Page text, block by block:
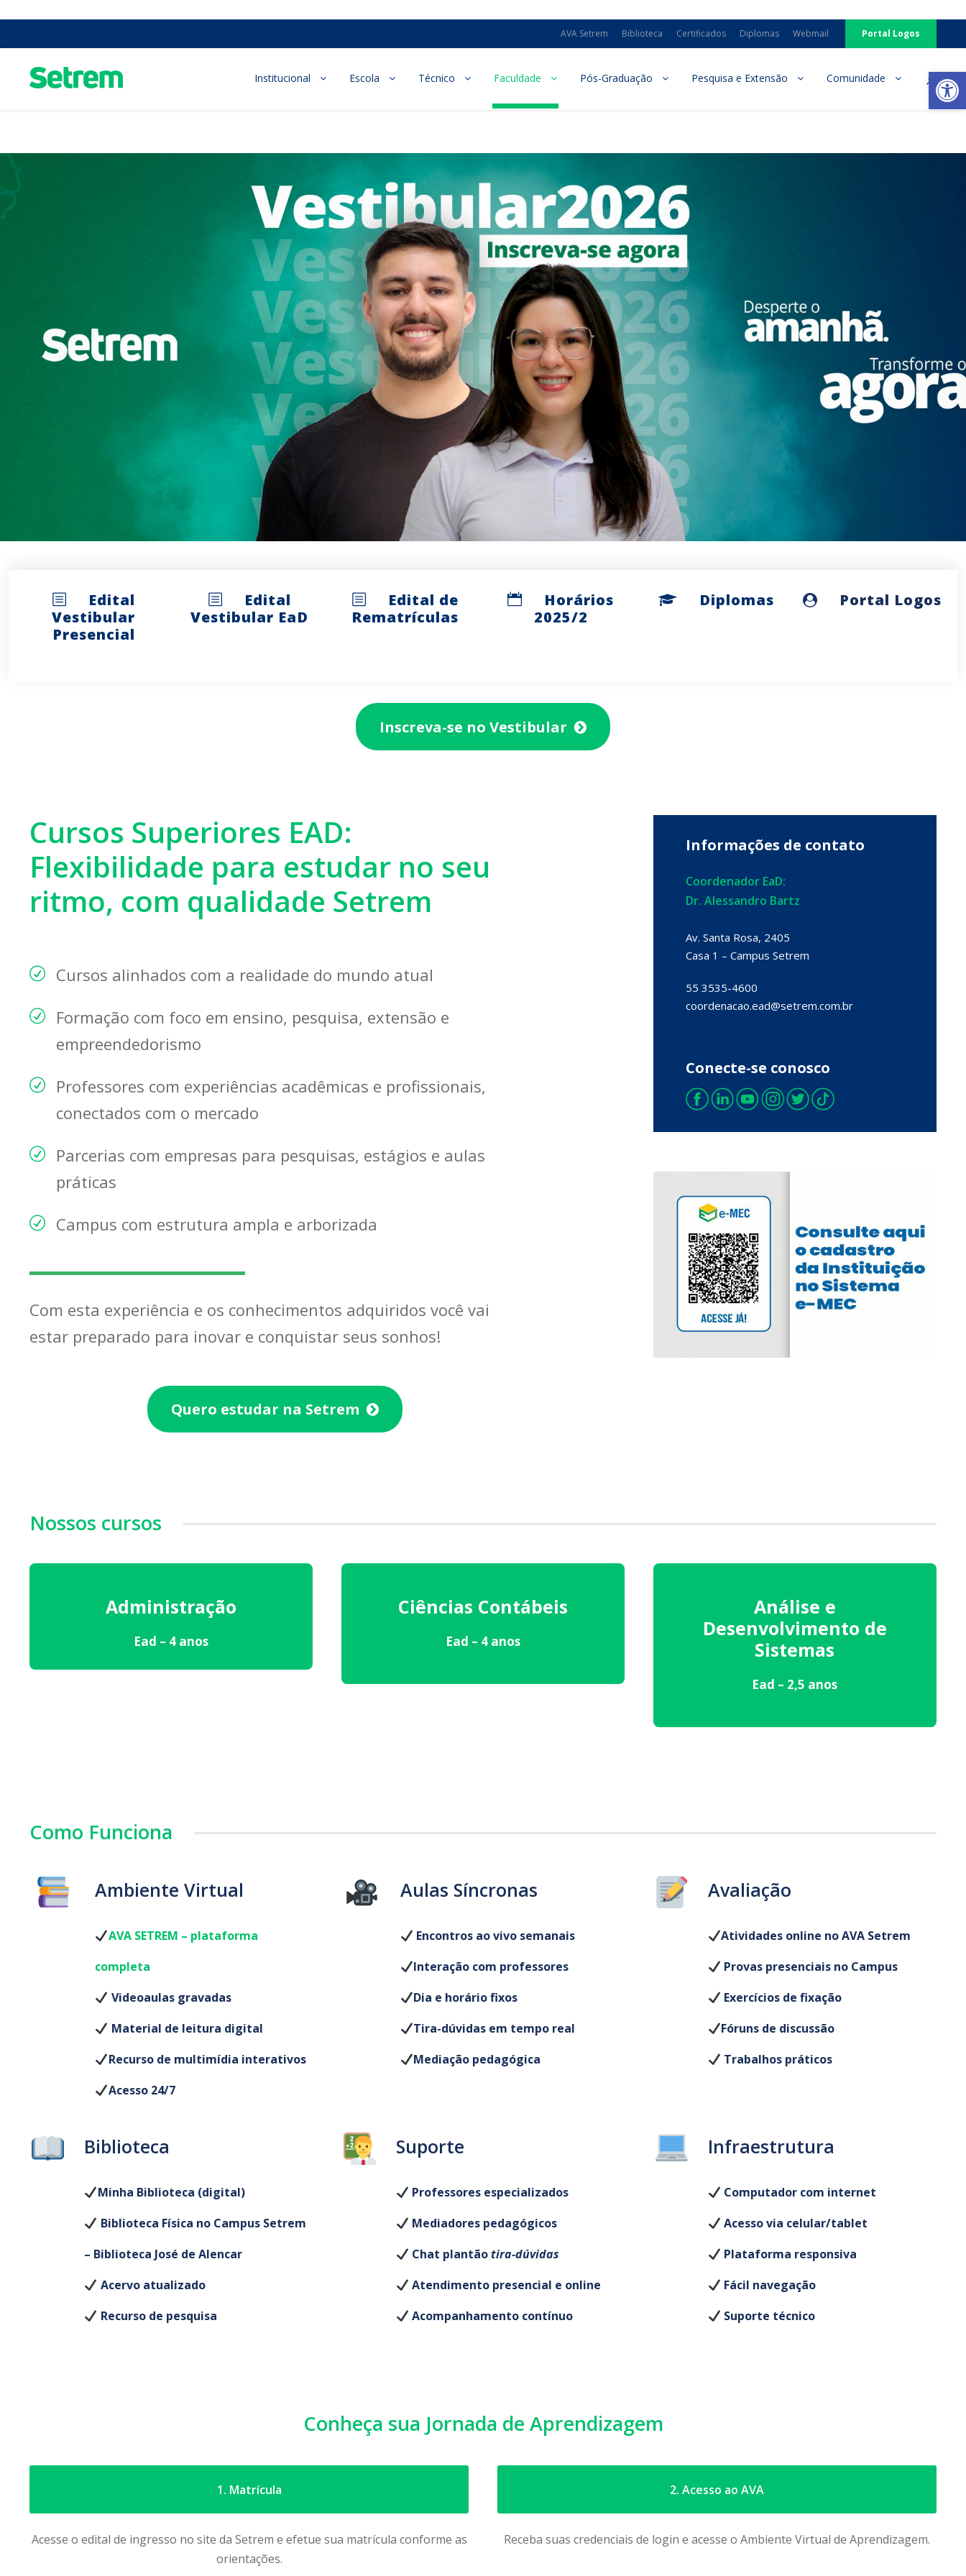
AVA Setrem Biblioteca Certificados Diplomas Webmail Portal Logos
Institucional Escola Técnico Faculdade Pós-Graduação Pesquisa e Extensão Comunidade
Edital
Vestibular
Presencial
Edital
Vestibular EaD
Edital de
Rematrículas
Horários
2025/2
Diplomas Portal Logos
Inscreva-se no Vestibular
Cursos Superiores EAD:
Flexibilidade para estudar no seu
ritmo, com qualidade Setrem
Cursos alinhados com a realidade do mundo atual
Formação com foco em ensino, pesquisa, extensão e
empreendedorismo
Professores com experiências acadêmicas e profissionais,
conectados com o mercado
Parcerias com empresas para pesquisas, estágios e aulas
práticas
Campus com estrutura ampla e arborizada
Com esta experiência e os conhecimentos adquiridos você vai
estar preparado para inovar e conquistar seus sonhos!
Quero estudar na Setrem
Informações de contato
Coordenador EaD:
Dr. Alessandro Bartz
Av. Santa Rosa, 2405
Casa 1 – Campus Setrem
55 3535-4600
coordenacao.ead@setrem.com.br
Conecte-se conosco
Nossos cursos
Administração
Ead – 4 anos
Ciências Contábeis
Ead – 4 anos
Análise e
Desenvolvimento de
Sistemas
Ead – 2,5 anos
Como Funciona
Ambiente Virtual
AVA SETREM – plataforma
completa
Videoaulas gravadas
Material de leitura digital
Recurso de multimídia interativos
Acesso 24/7
Aulas Síncronas
Encontros ao vivo semanais
Interação com professores
Dia e horário fixos
Tira-dúvidas em tempo real
Mediação pedagógica
Avaliação
Atividades online no AVA Setrem
Provas presenciais no Campus
Exercícios de fixação
Fóruns de discussão
Trabalhos práticos
Biblioteca
Minha Biblioteca (digital)
Biblioteca Física no Campus Setrem
– Biblioteca José de Alencar
Acervo atualizado
Recurso de pesquisa
Suporte
Professores especializados
Mediadores pedagógicos
Chat plantãotira-dúvidas
Atendimento presencial e online
Acompanhamento contínuo
Infraestrutura
Computador com internet
Acesso via celular/tablet
Plataforma responsiva
Fácil navegação
Suporte técnico
Conheça sua Jornada de Aprendizagem
1. Matrícula
Acesse o edital de ingresso no site da Setrem e efetue sua matrícula conforme as
orientações.
2. Acesso ao AVA
Receba suas credenciais de login e acesse o Ambiente Virtual de Aprendizagem.